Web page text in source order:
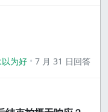
以为好 7 月 31 日回答